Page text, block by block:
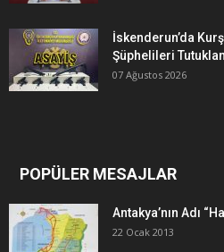
İskenderun’da
Şüphelileri
07 Ağustos 2026
POPÜLER MESAJLAR
Antakya’nın Adı
22 Ocak 2013